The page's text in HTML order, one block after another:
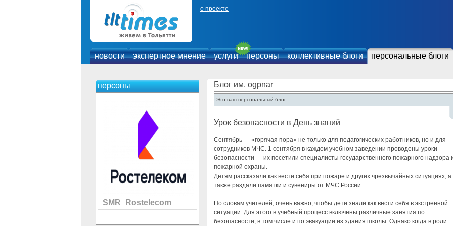
о проекте
новости экспертное мнение услуги персоны коллективные блоги персональные блоги
персоны
SMR_Rostelecom
Блог им. ogpnar
Это ваш персональный блог.
Урок безопасности в День знаний
Сентябрь — «горячая пора» не только для педагогических работников, но и для
сотрудников МЧС. 1 сентября в каждом учебном заведении проводены уроки
безопасности — их посетили специалисты государственного пожарного надзора
пожарной охраны.
Детям рассказали как вести себя при пожаре и других чрезвычайных ситуациях, а
также раздали памятки и сувениры от МЧС России.
По словам учителей, очень важно, чтобы дети знали как вести себя в экстренной
ситуации. Для этого в учебный процесс включены различные занятия по
безопасности, в том числе и по эвакуации из здания школы. Однако когда в роли